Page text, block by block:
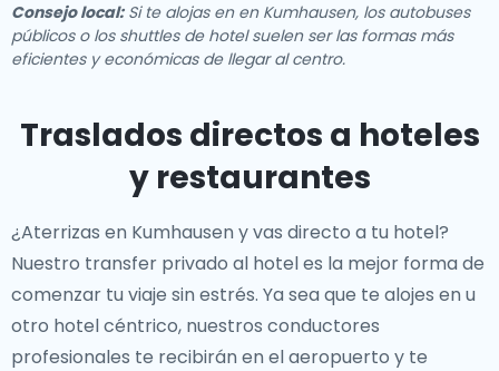
Consejo local:Si te alojas en en Kumhausen, los autobuses
públicos o los shuttles de hotel suelen ser las formas más
eficientes y económicas de llegar al centro.
Traslados directos a hoteles
y restaurantes
¿Aterrizas en Kumhausen y vas directo a tu hotel?
Nuestro transfer privado al hoteles la mejor forma de
comenzar tu viaje sin estrés. Ya sea que te alojes en u
otro hotel céntrico, nuestros conductores
profesionales te recibirán en el aeropuerto y te